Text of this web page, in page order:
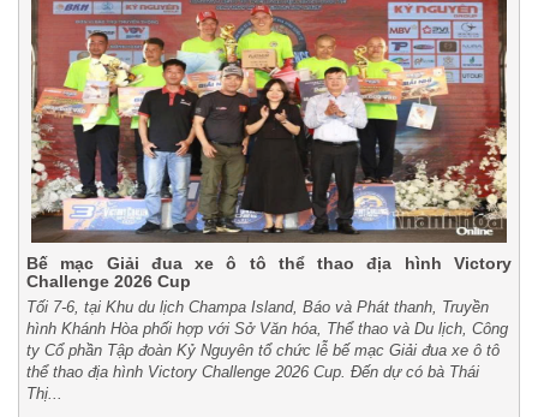
Bế mạc Giải đua xe ô tô thể thao địa hình Victory
Challenge 2026 Cup
Tối 7-6, tại Khu du lịch Champa Island, Báo và Phát thanh, Truyền
hình Khánh Hòa phối hợp với Sở Văn hóa, Thể thao và Du lịch, Công
ty Cổ phần Tập đoàn Kỷ Nguyên tổ chức lễ bế mạc Giải đua xe ô tô
thể thao địa hình Victory Challenge 2026 Cup. Đến dự có bà Thái
Thị...